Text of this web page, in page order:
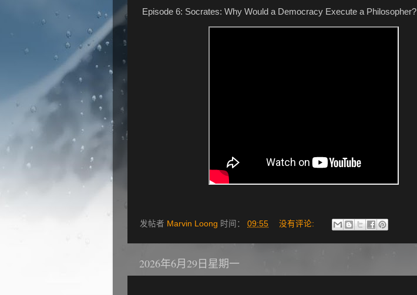
Episode 6: Socrates: Why Would a Democracy Execute a Philosopher?
发帖者 Marvin Loong 时间： 09:55 没有评论:
2026年6月29日星期一